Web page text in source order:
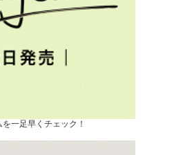
一足早くチェック！